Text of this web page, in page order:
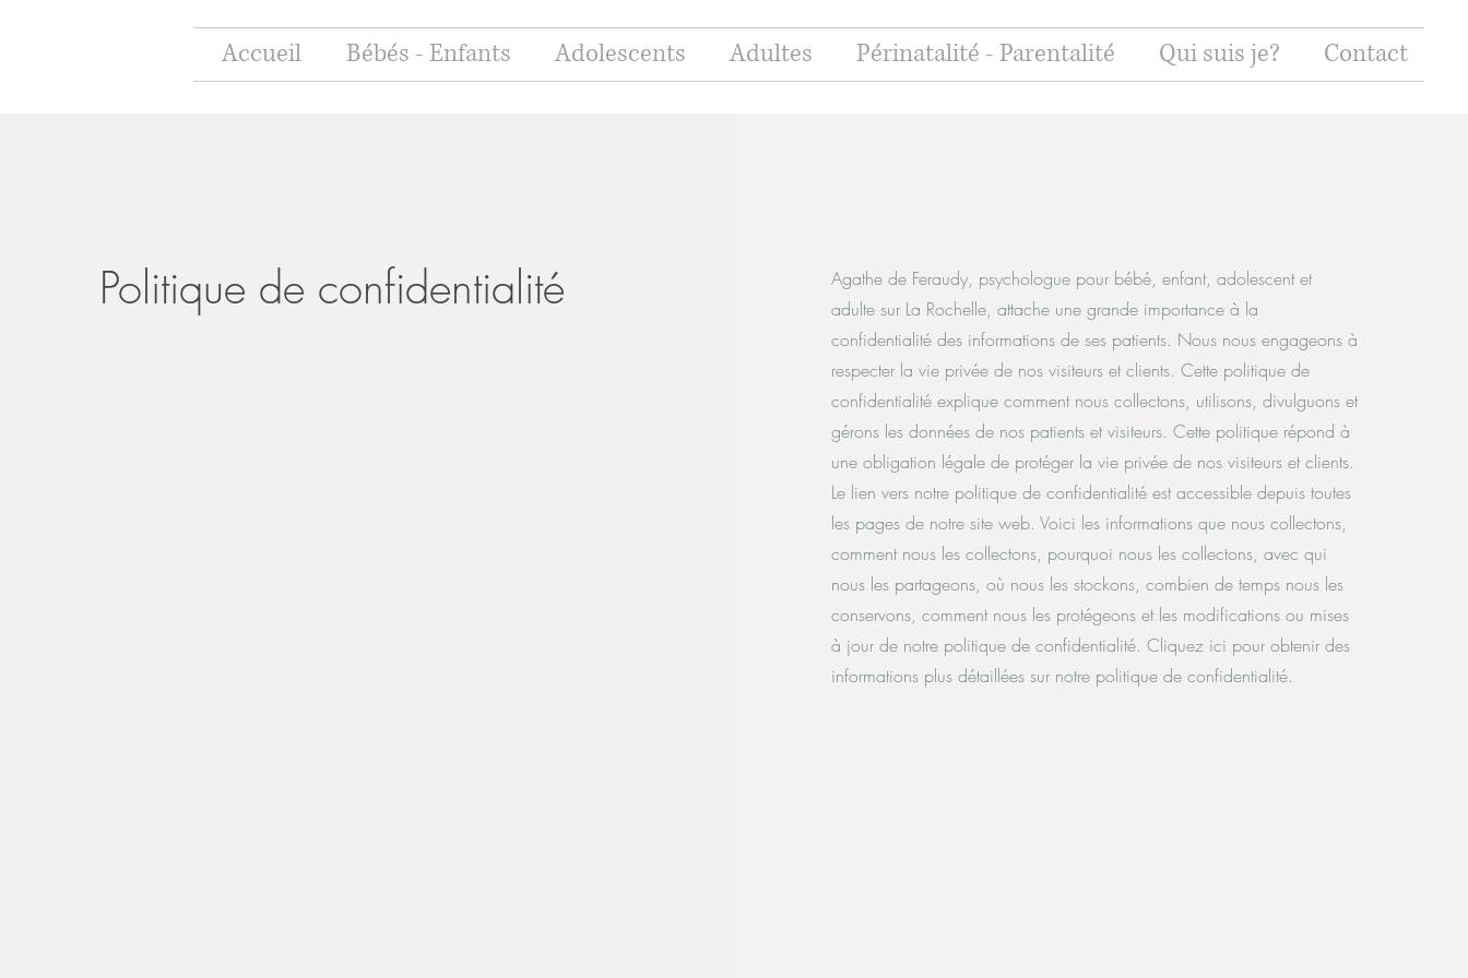
Accueil Bébés - Enfants Adolescents Adultes Périnatalité - Parentalité Qui suis je? Contact
Politique de confidentialité
Agathe de Feraudy, psychologue pour bébé, enfant, adolescent et
adulte sur La Rochelle, attache une grande importance à la
confidentialité des informations de ses patients. Nous nous engageons à
respecter la vie privée de nos visiteurs et clients. Cette politique de
confidentialité explique comment nous collectons, utilisons, divulguons et
gérons les données de nos patients et visiteurs. Cette politique répond à
une obligation légale de protéger la vie privée de nos visiteurs et clients.
Le lien vers notre politique de confidentialité est accessible depuis toutes
les pages de notre site web. Voici les informations que nous collectons,
comment nous les collectons, pourquoi nous les collectons, avec qui
nous les partageons, où nous les stockons, combien de temps nous les
conservons, comment nous les protégeons et les modifications ou mises
à jour de notre politique de confidentialité. Cliquez ici pour obtenir des
informations plus détaillées sur notre politique de confidentialité.